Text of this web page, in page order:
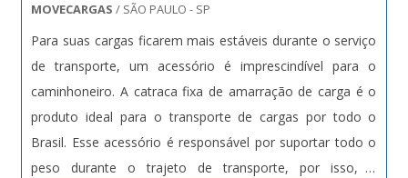
MOVECARGAS / SÃO PAULO - SP
Para suas cargas ficarem mais estáveis durante o serviço
de transporte, um acessório é imprescindível para o
caminhoneiro. A catraca fixa de amarração de carga é o
produto ideal para o transporte de cargas por todo o
Brasil. Esse acessório é responsável por suportar todo o
peso durante o trajeto de transporte, por isso, é